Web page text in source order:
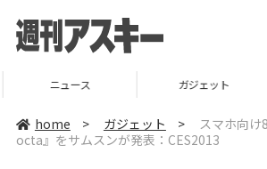
ニュース ガジェット
home > ガジェット >
スマホ向け
octa』をサムスンが発表：CES2013